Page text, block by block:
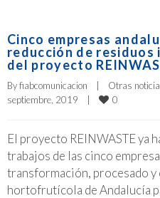
Cinco empresas
reducción de
del proyecto
By fiabcomunicacion Otras
septiembre, 2019
0
El proyecto REINWASTE ya
trabajos de las cinco
transformación, procesado
hortofrutícola de Andalucía